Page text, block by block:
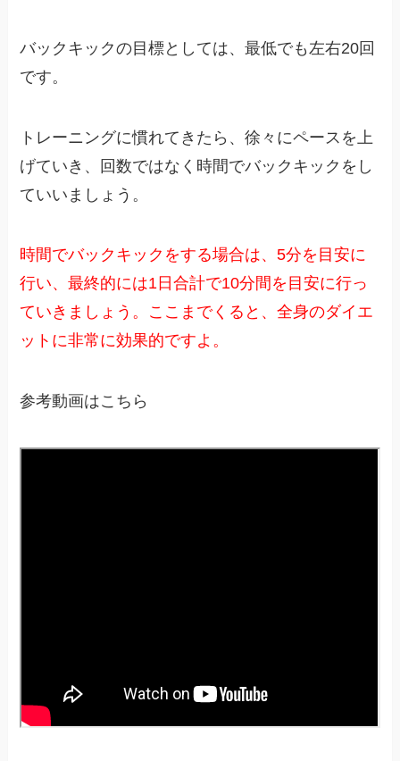
バックキックの目標としては、最低でも左右20回
です。
トレーニングに慣れてきたら、徐々にペースを上
げていき、回数ではなく時間でバックキックをし
ていいましょう。
時間でバックキックをする場合は、5分を目安に
行い、最終的には1日合計で10分間を目安に行っ
ていきましょう。ここまでくると、全身のダイエ
ットに非常に効果的ですよ。
参考動画はこちら